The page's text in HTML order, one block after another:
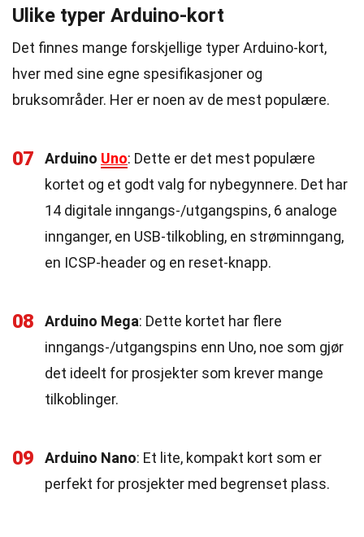
Ulike typer Arduino-kort
Det finnes mange forskjellige typer Arduino-kort,
hver med sine egne spesifikasjoner og
bruksområder. Her er noen av de mest populære.
07 Arduino Uno: Dette er det mest populære
kortet og et godt valg for nybegynnere. Det har
14 digitale inngangs-/utgangspins, 6 analoge
innganger, en USB-tilkobling, en strøminngang,
en ICSP-header og en reset-knapp.
08 Arduino Mega: Dette kortet har flere
inngangs-/utgangspins enn Uno, noe som gjør
det ideelt for prosjekter som krever mange
tilkoblinger.
09 Arduino Nano: Et lite, kompakt kort som er
perfekt for prosjekter med begrenset plass.